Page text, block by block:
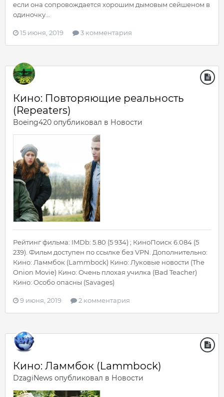
если она сопровождается хорошим дымовым сейшеном в
одиночку...
15 июня, 2019 3 комментария
Кино: Повторяющие реальность
(Repeaters)
Boeing420 опубликовал в Новости
Рейтинг фильма: IMDb: 5.80 (5 934) ; КиноПоиск 6.084 (5
239). Фильм доступен по ссылке без VPN. Дополнительно:
Кино: Ламмбок (Lammbock) Кино: Луковые новости (The
Onion Movie) Кино: Очень плохая училка (Bad Teacher)
Кино: Особо опасны (Savages)
9 июня, 2019 2 комментария
Кино: Ламмбок (Lammbock)
DzagiNews опубликовал в Новости